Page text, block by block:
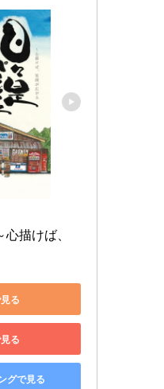
描けば、
る
る
グで見る